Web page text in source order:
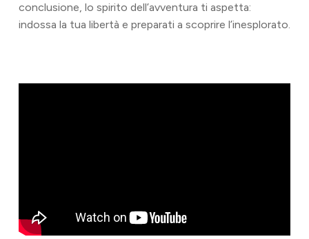
conclusione, lo spirito dell’avventura ti aspetta:
indossa la tua libertà e preparati a scoprire l’inesplorato.